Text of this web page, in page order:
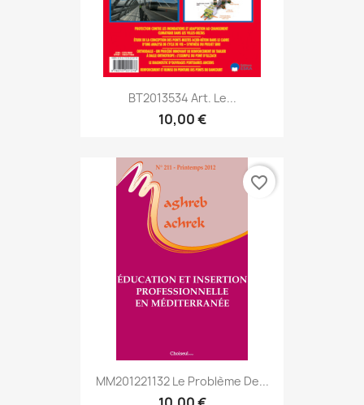
BT2013534 Art. Le...
10,00 €
MM201221132 Le Problème De...
favorite_border